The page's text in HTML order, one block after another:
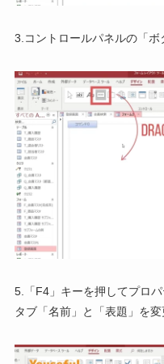
3.コントロールパネルの「ボ
5.「F4」キーを押してプロ
タブ「名前」と「表題」を変